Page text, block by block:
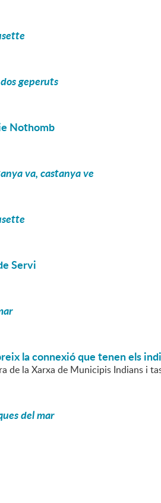
geperuts
Nothomb
va, castanya ve
Servi
la connexió que tenen els
de la Xarxa de Municipis Indians i
del mar